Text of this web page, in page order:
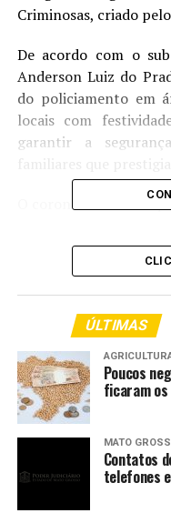
Criminosas, criado
De acordo com o
Anderson Luiz do
do policiamento em
locais com
garantir a
O coronel informou
estaduais e em
bloqueios,
preventivas. As
integrado de outras
Segundo ele, o
prevenir crimes
tráfico de drogas,
embriaguez ao
típicas do período.
ÚLTIMAS
Poucos
ficaram
MATO
Contatos
telefones